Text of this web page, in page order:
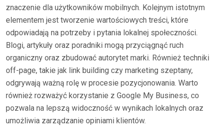
znaczenie dla użytkowników mobilnych. Kolejnym istotnym
elementem jest tworzenie wartościowych treści, które
odpowiadają na potrzeby i pytania lokalnej społeczności.
Blogi, artykuły oraz poradniki mogą przyciągnąć ruch
organiczny oraz zbudować autorytet marki. Również techniki
off-page, takie jak link building czy marketing szeptany,
odgrywają ważną rolę w procesie pozycjonowania. Warto
również rozważyć korzystanie z Google My Business, co
pozwala na lepszą widoczność w wynikach lokalnych oraz
umożliwia zarządzanie opiniami klientów.